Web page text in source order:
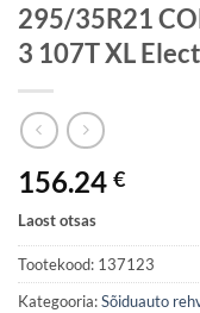
295/35R21
3 107T XL
156.24 €
Laost otsas
Tootekood: 137123
Kategooria:Sõiduauto